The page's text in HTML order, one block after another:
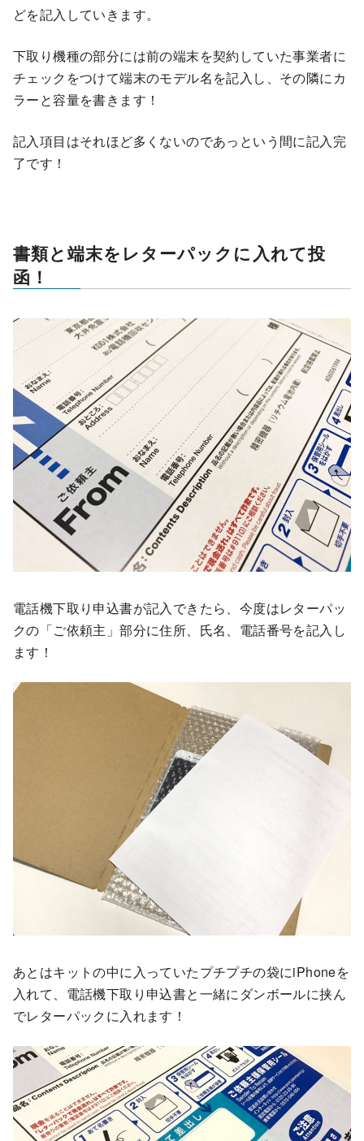
どを記入していきます。
下取り機種の部分には前の端末を契約していた事業者に
チェックをつけて端末のモデル名を記入し、その隣にカ
ラーと容量を書きます！
記入項目はそれほど多くないのであっという間に記入完
了です！
書類と端末をレターパックに入れて投
函！
電話機下取り申込書が記入できたら、今度はレターパッ
クの「ご依頼主」部分に住所、氏名、電話番号を記入し
ます！
あとはキットの中に入っていたプチプチの袋にiPhoneを
入れて、電話機下取り申込書と一緒にダンボールに挟ん
でレターパックに入れます！